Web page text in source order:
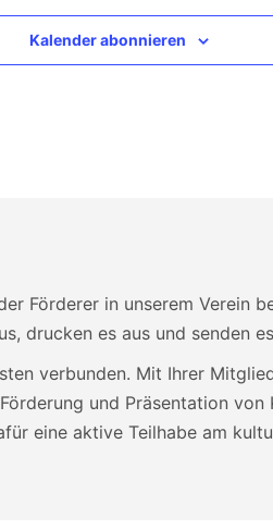
Kalender abonnieren
Förderer in unserem Verein
drucken es aus und senden
verbunden. Mit Ihrer
und Präsentation von
eine aktive Teilhabe am